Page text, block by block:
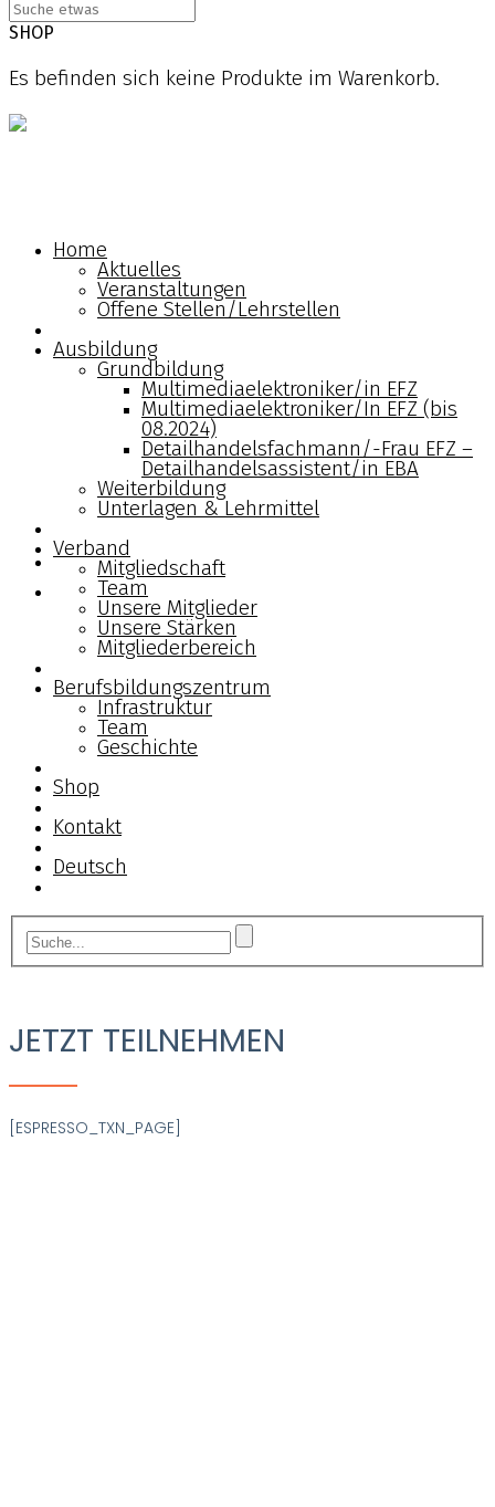
SHOP
Es befinden sich keine Produkte im Warenkorb.
Verband
Deutsch
Home
Aktuelles
Veranstaltungen
Offene Stellen/Lehrstellen
Ausbildung
Grundbildung
Multimediaelektroniker/in EFZ
Multimediaelektroniker/In EFZ (bis
08.2024)
Detailhandelsfachmann/-Frau EFZ –
Detailhandelsassistent/in EBA
Weiterbildung
Unterlagen & Lehrmittel
Verband
Mitgliedschaft
Team
Unsere Mitglieder
Unsere Stärken
Mitgliederbereich
Berufsbildungszentrum
Infrastruktur
Team
Geschichte
Shop
Kontakt
Deutsch
JETZT TEILNEHMEN
[ESPRESSO_TXN_PAGE]